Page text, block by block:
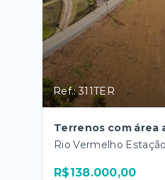
Ref.: 311TER
R$138.000,00